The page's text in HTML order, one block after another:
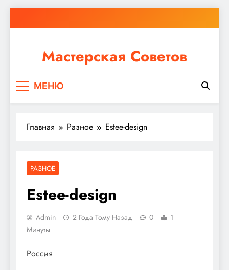
к
Мастерская Советов
ремонт или крупное строительство, в Мастерской
МЕНЮ
Главная Разное Estee-design
РАЗНОЕ
Estee-design
Admin 2 Года Тому Назад 0
1
Минуты
Россия